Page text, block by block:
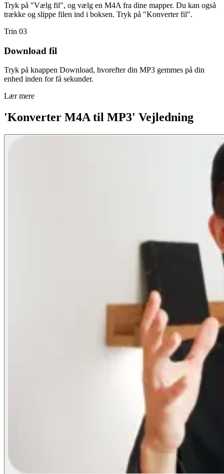
Tryk på "Vælg fil", og vælg en M4A fra dine mapper. Du kan også
trække og slippe filen ind i boksen. Tryk på "Konverter fil".
Trin 03
Download fil
Tryk på knappen Download, hvorefter din MP3 gemmes på din
enhed inden for få sekunder.
Lær mere
'Konverter M4A til MP3' Vejledning